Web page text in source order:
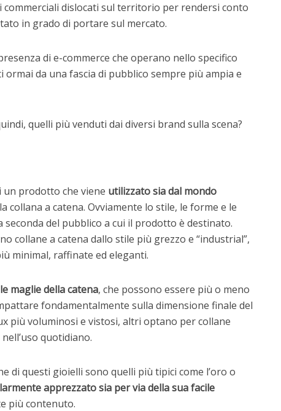
dislocati sul territorio per rendersi conto
in grado di portare sul mercato.
di e-commerce che operano nello specifico
da una fascia di pubblico sempre più ampia e
quelli più venduti dai diversi brand sulla scena?
un prodotto che viene utilizzato sia dal mondo
collana a catena. Ovviamente lo stile, le forme e le
del pubblico a cui il prodotto è destinato.
collane a catena dallo stile più grezzo e “industrial”,
minimal, raffinate ed eleganti.
le maglie della catena, che possono essere più o meno
fondamentalmente sulla dimensione finale del
più voluminosi e vistosi, altri optano per collane
quotidiano.
di questi gioielli sono quelli più tipici come l’oro o
apprezzato sia per via della sua facile
più contenuto.